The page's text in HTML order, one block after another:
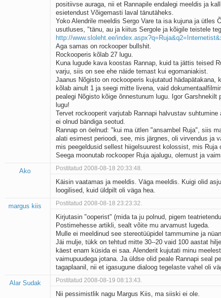
Ei mullast
Avanemine
Üleminek
Laul teost
Põhi, lõuna, ida, lääs
Elupõline kaja
Omaette
Perekondlik
Kassimäng
Läänemere lained
Üle müüri
Valgusemaastikud
Kaks pihtimust
Ahtumine
Braueri lint
positiivse auraga, nii et Rannapile endalegi meeldis ja
esietendust Võigemasti laval tänutäheks.
Yoko Alendrile meeldis Sergo Vare ta isa kujuna ja ütles
usutluses, "tänu, au ja kiitus Sergole ja kõigile teistele
http://www.sloleht.ee/
Aga samas on rockooper bullshit.
Rockooperis kõlab 27 lugu.
Kuna lugude kava koostas Rannap, kuid ta jättis teised
varju, siis on see ehe näide temast kui egomaniakist.
Jaanus Nõgisto on rockooperis kujutatud hädapätakana,
kõlab ainult 1 ja seegi mitte livena, vaid
pealegi Nõgisto kõige õnnestunum lugu. Igor Garshnekilt
lugu!
Tervet rockooperit varjutab Rannapi halvustav suhtumine
ei olnud bändiga seotud.
Rannap on öelnud: "kui ma ütlen "ansambel Ruja", siis
alati esimest perioodi, see, mis järgnes, oli virvendus ja
mis peegeldusid sellest hiigelsuurest kolossist, mis Ruja
Seega moonutab rockooper Ruja ajalugu, olemust ja
Ako Postitatud 2008-08-18 20:33:48.
Käisin vaatamas ja meeldis. Väga meeldis. Kuigi olid
loogilised, kuid üldpilt oli väga hea.
margus kiis Postitatud 2008-08-18 23:23:32.
Kirjutasin "ooperist" (mida ta ju polnud, pigem
Postimehesse artikli, sealt võite mu arvamust lugeda.
Mulle ei meeldinud see stereotüüpidel tammumine ja
Jäi mulje, tükk on tehtud mitte 30--20 vaid 100 aastat
käest enam küsida ei saa. Alenderit kujutati minu
vaimupuudega jotana. Ja üldse olid peale Rannapi seal
tagaplaanil, nii et igasugune dialoog tegelaste vahel oli
Alar Sudak Postitatud 2008-08-19 08:13:43.
Nii pessimistlik nagu Margus Kiis, ma siiski ei ole.